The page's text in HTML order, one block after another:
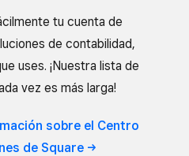
tu cuenta de
de contabilidad,
uses. ¡Nuestra lista de
vez es más larga!
sobre el Centro
de Square